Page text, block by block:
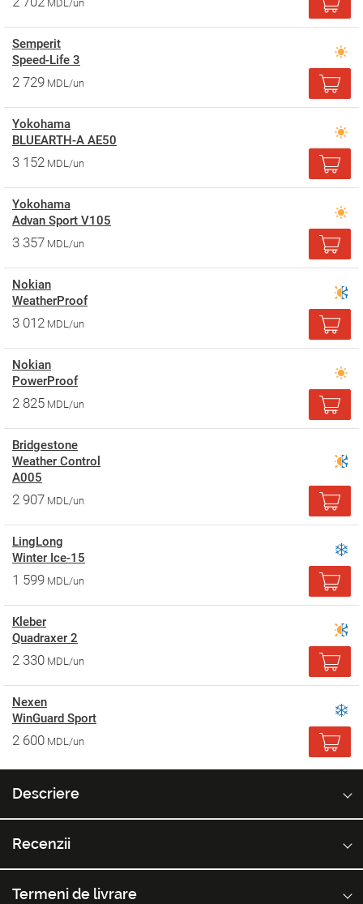
MDL/un
Semperit
Speed-Life 3
2 729 MDL/un
Yokohama
BLUEARTH-A AE50
3 152 MDL/un
Yokohama
Advan Sport V105
3 357 MDL/un
Nokian
WeatherProof
3 012 MDL/un
Nokian
PowerProof
2 825 MDL/un
Bridgestone
Weather Control
A005
2 907 MDL/un
LingLong
Winter Ice-15
1 599 MDL/un
Kleber
Quadraxer 2
2 330 MDL/un
Nexen
WinGuard Sport
2 600 MDL/un
Descriere
Recenzii
Termeni de livrare